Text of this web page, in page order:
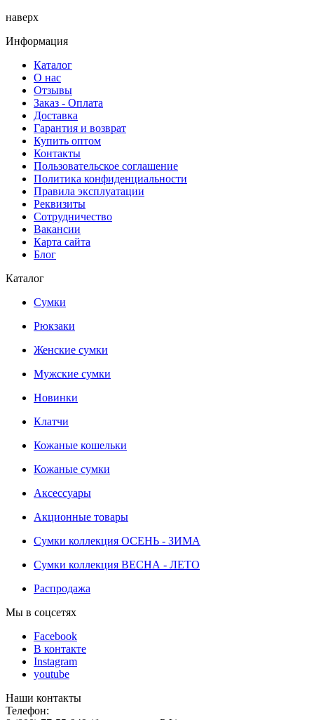
наверх
Информация
Каталог
О нас
Отзывы
Заказ - Оплата
Доставка
Гарантия и возврат
Купить оптом
Контакты
Пользовательское соглашение
Политика конфиденциальности
Правила эксплуатации
Реквизиты
Сотрудничество
Вакансии
Карта сайта
Блог
Каталог
Сумки
Рюкзаки
Женские сумки
Мужские сумки
Новинки
Клатчи
Кожаные кошельки
Кожаные сумки
Аксессуары
Акционные товары
Сумки коллекция ОСЕНЬ - ЗИМА
Сумки коллекция ВЕСНА - ЛЕТО
Распродажа
Мы в соцсетях
Facebook
В контакте
Instagram
youtube
Наши контакты
Телефон: